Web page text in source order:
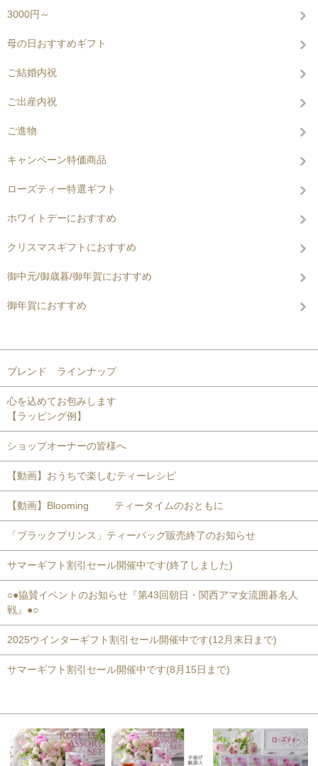
3000円～
母の日おすすめギフト
ご結婚内祝
ご出産内祝
ご進物
キャンペーン特価商品
ローズティー特選ギフト
ホワイトデーにおすすめ
クリスマスギフトにおすすめ
御中元/御歳暮/御年賀におすすめ
御年賀におすすめ
ブレンド ラインナップ
心を込めてお包みします
【ラッピング例】
ショップオーナーの皆様へ
【動画】おうちで楽しむティーレシピ
【動画】Blooming ティータイムのおともに
「ブラックプリンス」ティーバッグ販売終了のお知らせ
サマーギフト割引セール開催中です(終了しました)
○●協賛イベントのお知らせ『第43回朝日・関西アマ女流囲碁名人
戦』●○
2025ウインターギフト割引セール開催中です(12月末日まで)
サマーギフト割引セール開催中です(8月15日まで)